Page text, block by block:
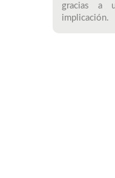
gracias a
implicación.